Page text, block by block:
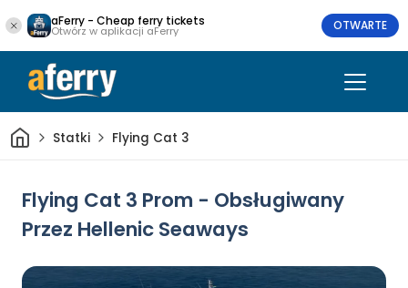
aFerry - Cheap ferry tickets
Otwórz w aplikacji aFerry OTWARTE
DomStatki Flying Cat 3
Flying Cat 3 Prom - Obsługiwany
Przez Hellenic Seaways